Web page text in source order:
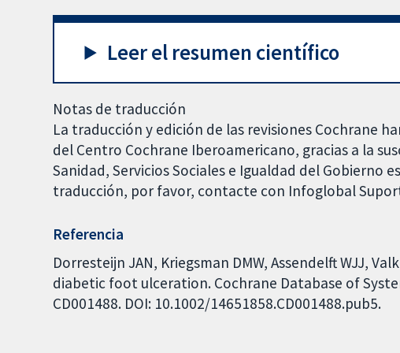
Leer el resumen científico
Notas de traducción
La traducción y edición de las revisiones Cochrane
del Centro Cochrane Iberoamericano, gracias a la
Sanidad, Servicios Sociales e Igualdad del Gobierno
traducción, por favor, contacte con Infoglobal
Referencia
Dorresteijn JAN, Kriegsman DMW, Assendelft WJJ,
diabetic foot ulceration. Cochrane Database of
CD001488. DOI: 10.1002/14651858.CD001488.pub5.